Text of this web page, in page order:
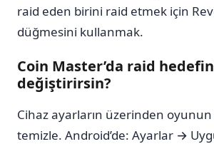
raid eden birini raid etmek için
düğmesini kullanmak.
Coin Master’da raid
değiştirirsin?
Cihaz ayarların üzerinden oyunun
temizle. Android’de: Ayarlar →